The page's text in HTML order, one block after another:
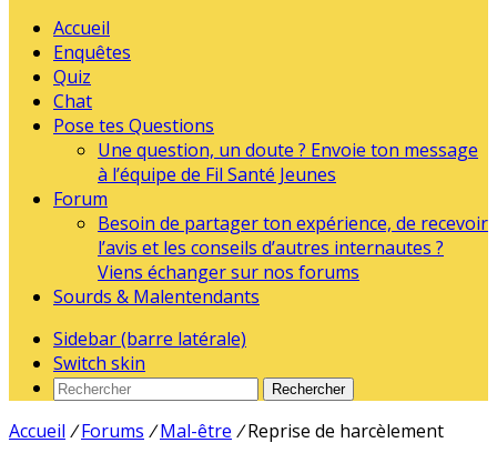
Accueil
Enquêtes
Quiz
Chat
Pose tes Questions
Une question, un doute ? Envoie ton message
à l’équipe de Fil Santé Jeunes
Forum
Besoin de partager ton expérience, de recevoir
l’avis et les conseils d’autres internautes ?
Viens échanger sur nos forums
Sourds & Malentendants
Sidebar (barre latérale)
Switch skin
Rechercher
Accueil / Forums / Mal-être / Reprise de harcèlement